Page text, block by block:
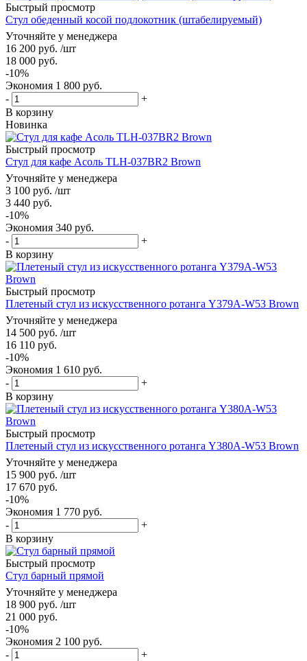
Быстрый просмотр
Стул обеденный косой подлокотник (штабелируемый)
Уточняйте у менеджера
16 200 руб. /шт
18 000 руб.
-10%
Экономия 1 800 руб.
-
+
В корзину
Новинка
Быстрый просмотр
Стул для кафе Асоль TLH-037BR2 Brown
Уточняйте у менеджера
3 100 руб. /шт
3 440 руб.
-10%
Экономия 340 руб.
-
+
В корзину
Быстрый просмотр
Плетеный стул из искусственного ротанга Y379A-W53 Brown
Уточняйте у менеджера
14 500 руб. /шт
16 110 руб.
-10%
Экономия 1 610 руб.
-
+
В корзину
Быстрый просмотр
Плетеный стул из искусственного ротанга Y380A-W53 Brown
Уточняйте у менеджера
15 900 руб. /шт
17 670 руб.
-10%
Экономия 1 770 руб.
-
+
В корзину
Быстрый просмотр
Стул барный прямой
Уточняйте у менеджера
18 900 руб. /шт
21 000 руб.
-10%
Экономия 2 100 руб.
-
+